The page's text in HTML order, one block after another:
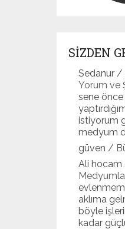
SİZDEN
Sedanur /
Yorum ve
sene önce
istiyorum
medyum
güven /
Ali hocam
aklıma
böyle
kadar